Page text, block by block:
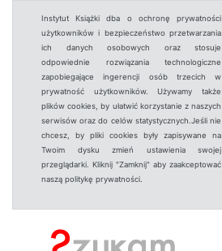
Instytut Książki dba o ochronę prywatności
użytkowników i bezpieczeństwo przetwarzania
ich danych osobowych oraz stosuje
odpowiednie rozwiązania technologiczne
zapobiegające ingerencji osób trzecich w
prywatność użytkowników. Używamy także
plików cookies, by ułatwić korzystanie z naszych
serwisów oraz do celów statystycznych.Jeśli nie
chcesz, by pliki cookies były zapisywane na
Twoim dysku zmień ustawienia swojej
przeglądarki. Kliknij "Zamknij" aby zaakceptować
naszą politykę prywatności.